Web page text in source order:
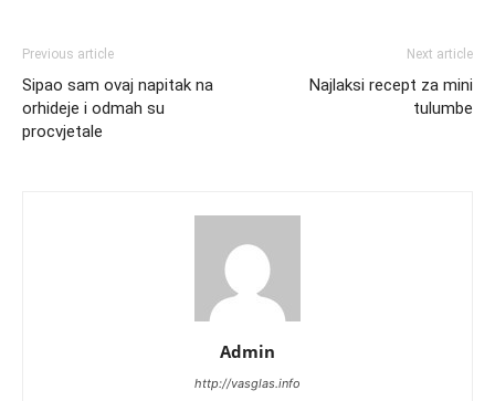
Previous article
Sipao sam ovaj napitak na
orhideje i odmah su
procvjetale
Next article
Najlaksi recept za mini
tulumbe
Admin
http://vasglas.info